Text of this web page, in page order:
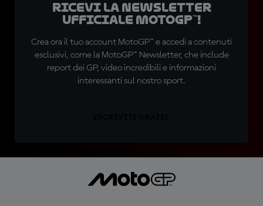
Ricevi la newsletter
ufficiale MotoGP™!
Crea ora il tuo account MotoGP™ e accedi a contenuti
esclusivi, come la MotoGP™ Newsletter, che include
report dei GP, video incredibili e informazioni
interessanti sul nostro sport.